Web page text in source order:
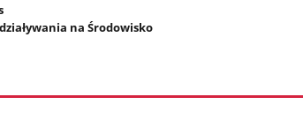
na Środowisko